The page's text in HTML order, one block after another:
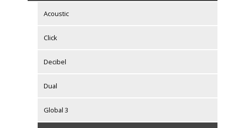
Acoustic
Click
Decibel
Dual
Global 3